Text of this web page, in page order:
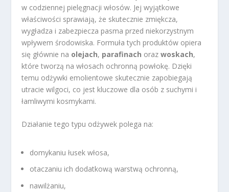
w codziennej pielęgnacji włosów. Jej wyjątkowe
właściwości sprawiają, że skutecznie zmiękcza,
wygładza i zabezpiecza pasma przed niekorzystnym
wpływem środowiska. Formuła tych produktów opiera
się głównie na olejach, parafinach orazwoskach,
które tworzą na włosach ochronną powłokę. Dzięki
temu odżywki emolientowe skutecznie zapobiegają
utracie wilgoci, co jest kluczowe dla osób z suchymi i
łamliwymi kosmykami.
Działanie tego typu odżywek polega na:
domykaniu łusek włosa,
otaczaniu ich dodatkową warstwą ochronną,
nawilżaniu,